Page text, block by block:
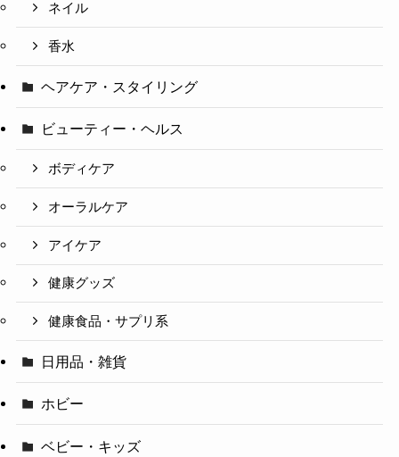
ネイル
香水
ヘアケア・スタイリング
ビューティー・ヘルス
ボディケア
オーラルケア
アイケア
健康グッズ
健康食品・サプリ系
日用品・雑貨
ホビー
ベビー・キッズ